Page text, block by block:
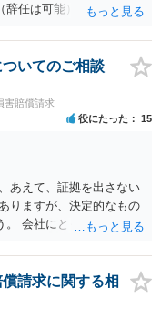
辞任は可能）と考える説
し，いずれの説をとった
任したときは，「やむを
しなければならなくなり
の典型ですが，程度によ
を認めてくれるのであれ
っての株主）の承諾は
には，取締役辞任の登記
株主代表訴訟を提起する
及できる責任は，あなた
怠責任）の範囲に留まり
はできません。 実際上問
，最終的には訴訟を提起
いてのご相談
害賠償請求
役にたった 15
あえて、証拠を出さない
りますが、決定的なもの
。 会社にとっても負担で
れるので、一般の方が思
請求に関する相